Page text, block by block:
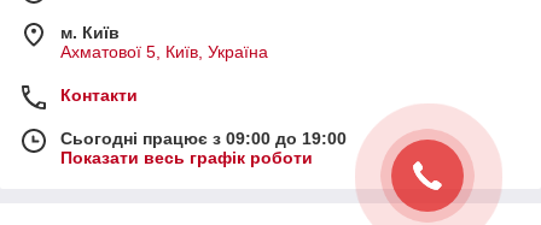
м. Київ
Ахматової 5, Київ, Україна
Контакти
Сьогодні працює з 09:00 до 19:00
Показати весь графік роботи